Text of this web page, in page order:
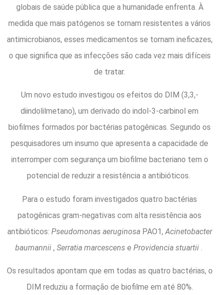
globais de saúde pública que a humanidade enfrenta. À
medida que mais patógenos se tornam resistentes a vários
antimicrobianos, esses medicamentos se tornam ineficazes,
o que significa que as infecções são cada vez mais difíceis
de tratar.
Um novo estudo investigou os efeitos do DIM (3,3,-
diindolilmetano), um derivado do indol-3-carbinol em
biofilmes formados por bactérias patogênicas. Segundo os
pesquisadores um insumo que apresenta a capacidade de
interromper com segurança um biofilme bacteriano tem o
potencial de reduzir a resistência a antibióticos.
Para o estudo foram investigados quatro bactérias
patogênicas gram-negativas com alta resistência aos
antibióticos: Pseudomonas aeruginosaPAO1,Acinetobacter
baumannii, Serratia marcescense Providencia stuartii.
Os resultados apontam que em todas as quatro bactérias, o
DIM reduziu a formação de biofilme em até 80%.